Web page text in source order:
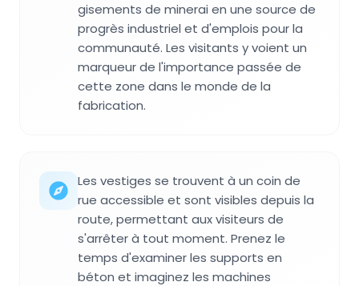
gisements de minerai en une source de
progrès industriel et d'emplois pour la
communauté. Les visitants y voient un
marqueur de l'importance passée de
cette zone dans le monde de la
fabrication.
Les vestiges se trouvent à un coin de
rue accessible et sont visibles depuis la
route, permettant aux visiteurs de
s'arrêter à tout moment. Prenez le
temps d'examiner les supports en
béton et imaginez les machines